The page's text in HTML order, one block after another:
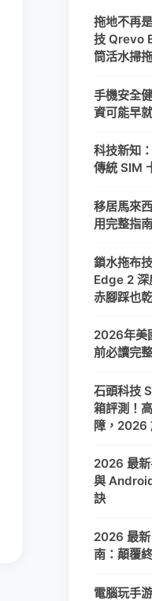
拖地不再
技 Qrevo
筒活水掃
手機安全
資可能早
科技新知
傳統 SIM
移居馬來
用完整指南
鎖水拖布
Edge 2 深
赤腳踩也
2026年美
前必讀完
石頭科技
箱評測！
障，2026
2026 最
與
訣
2026 最
南：顛覆
電腦玩手